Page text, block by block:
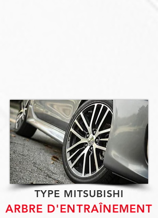
TYPE MITSUBISHI
ARBRE D'ENTRAÎNEMENT